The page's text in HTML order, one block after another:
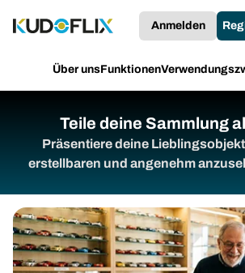
Über unsFunktionen
Anmelden
Teile deine Sammlung
Präsentiere deine
erstellbaren und angenehm